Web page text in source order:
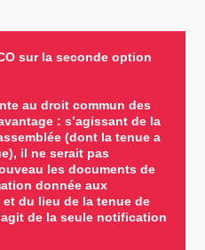
sur la seconde option
au droit commun des
: s’agissant de la
(dont la tenue a
il ne serait pas
les documents de
donnée aux
du lieu de la tenue de
de la seule notification